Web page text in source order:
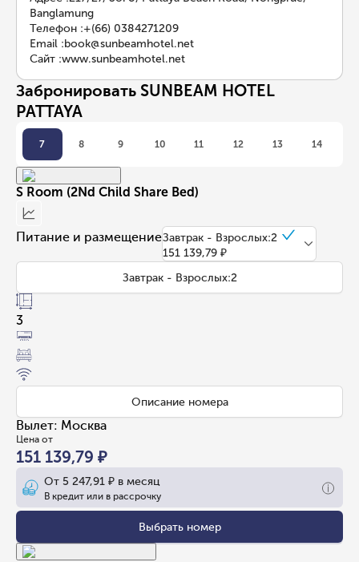
Banglamung
Телефон :+(66) 0384271209
Email :book@sunbeamhotel.net
Сайт :www.sunbeamhotel.net
Забронировать SUNBEAM HOTEL
PATTAYA
7 8 9 10 11 12 13 14
S Room (2Nd Child Share Bed)
Питание и размещениеЗавтрак - Взрослых:2
151 139,79 ₽
Завтрак - Взрослых:2
3
Описание номера
Вылет: Москва
Цена от
151 139,79 ₽
От 5 247,91 ₽ в месяц
В кредит или в рассрочку
Выбрать номер